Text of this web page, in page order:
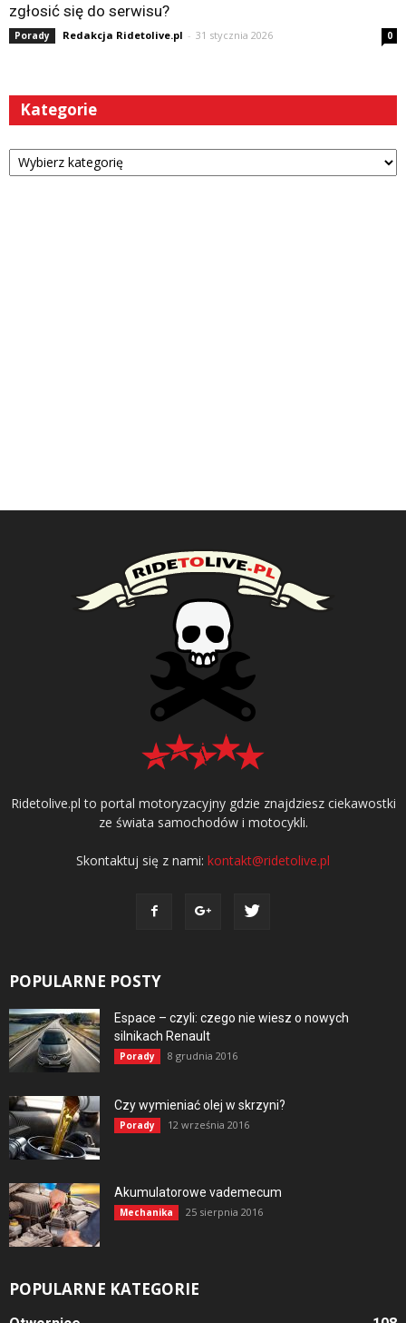
zgłosić się do serwisu?
Porady Redakcja Ridetolive.pl - 31 stycznia 2026 0
Kategorie
Kategorie
Ridetolive.pl to portal motoryzacyjny gdzie znajdziesz ciekawostki
ze świata samochodów i motocykli.
Skontaktuj się z nami: kontakt@ridetolive.pl
POPULARNE POSTY
Espace – czyli: czego nie wiesz o nowych
silnikach Renault
Porady 8 grudnia 2016
Czy wymieniać olej w skrzyni?
Porady 12 września 2016
Akumulatorowe vademecum
Mechanika 25 sierpnia 2016
POPULARNE KATEGORIE